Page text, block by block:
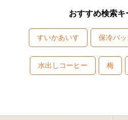
おすすめ検索キ
すいかあいす 保冷バ
水出しコーヒー 梅